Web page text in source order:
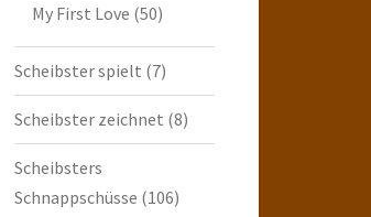
My First Love (50)
Scheibster spielt (7)
Scheibster zeichnet (8)
Scheibsters
Schnappschüsse (106)